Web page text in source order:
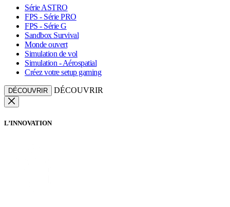
Série ASTRO
FPS - Série PRO
FPS - Série G
Sandbox Survival
Monde ouvert
Simulation de vol
Simulation - Aérospatial
Créez votre setup gaming
DÉCOUVRIR DÉCOUVRIR
L’INNOVATION